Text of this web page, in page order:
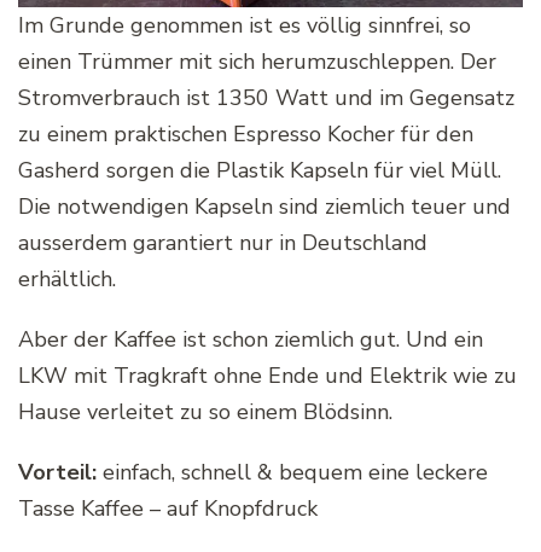
Im Grunde genommen ist es völlig sinnfrei, so
einen Trümmer mit sich herumzuschleppen. Der
Stromverbrauch ist 1350 Watt und im Gegensatz
zu einem praktischen Espresso Kocher für den
Gasherd sorgen die Plastik Kapseln für viel Müll.
Die notwendigen Kapseln sind ziemlich teuer und
ausserdem garantiert nur in Deutschland
erhältlich.
Aber der Kaffee ist schon ziemlich gut. Und ein
LKW mit Tragkraft ohne Ende und Elektrik wie zu
Hause verleitet zu so einem Blödsinn.
Vorteil: einfach, schnell & bequem eine leckere
Tasse Kaffee – auf Knopfdruck